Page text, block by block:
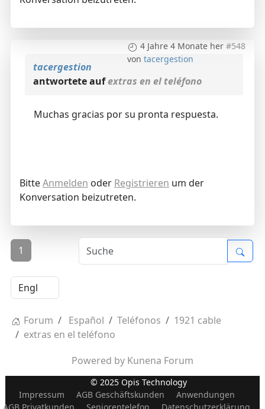
4 Jahre 4 Monate her #548
vontacergestion
tacergestion
antwortete aufextras en el teléfono
Muchas gracias por su pronta respuesta.
BitteAnmelden oder Registrieren um der
Konversation beizutreten.
1
Forum Español Teléfonos
1921 cable
extras en el teléfono
Powered by Kunena Forum
© 2025 Opis Technology
Impressum
AGB Geschäftskunden
Anwendungen